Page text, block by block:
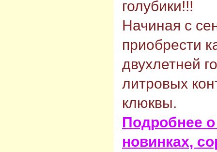
голубики!!!
Начиная с
приобрести
двухлетней
литровых
клюквы.
Подробнее
новинках,